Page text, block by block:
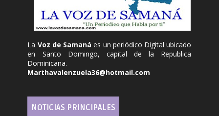
La Voz de Samanáes un periódico Digital ubicado
en Santo Domingo, capital de la Republica
Dominicana.
Marthavalenzuela36@hotmail.com
NOTICIAS PRINCIPALES